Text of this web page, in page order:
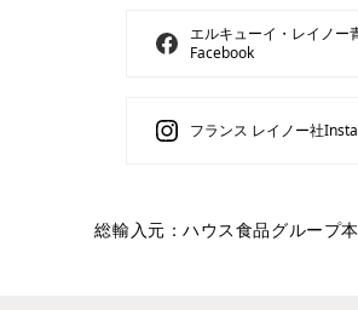
エルキューイ・レイノー
Facebook
フランス レイノー社
総輸入元：ハウス食品グループ